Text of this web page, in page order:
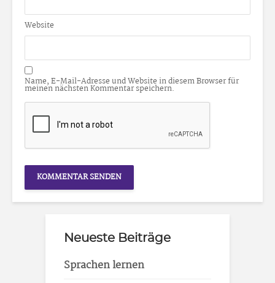
Website
Name, E-Mail-Adresse und Website in diesem Browser für
meinen nächsten Kommentar speichern.
Neueste Beiträge
Sprachen lernen